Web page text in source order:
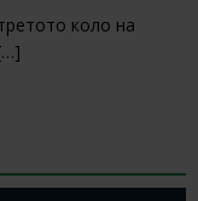
коло на